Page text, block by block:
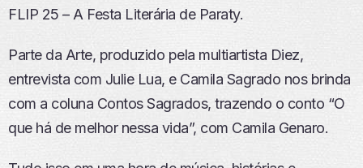
O
FLIP 25 – A Festa Literária de Paraty.
Parte da Arte, produzido pela multiartista Diez,
entrevista com Julie Lua, e Camila Sagrado nos brinda
com a coluna Contos Sagrados, trazendo o conto “O
que há de melhor nessa vida”, com Camila Genaro.